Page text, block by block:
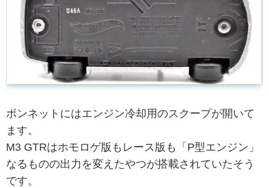
ボンネットにはエンジン冷却用のスクープが開いて
ます。
M3 GTRはホモロゲ版もレース版も「P型エンジン」
なるものの出力を変えたやつが搭載されていたそう
です。